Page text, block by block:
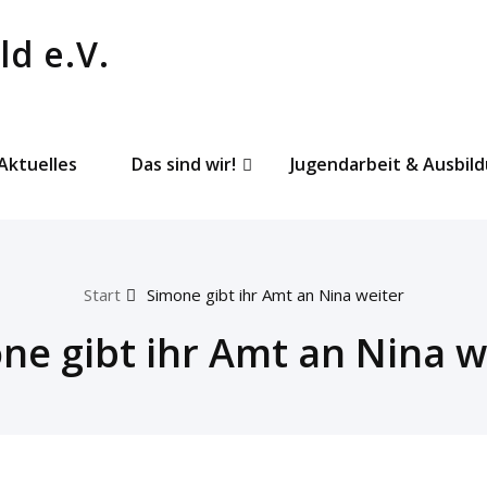
Das sind wir! Jugendarbeit &
Start Simone gibt ihr Amt an Nina weiter
gibt ihr Amt an Nina